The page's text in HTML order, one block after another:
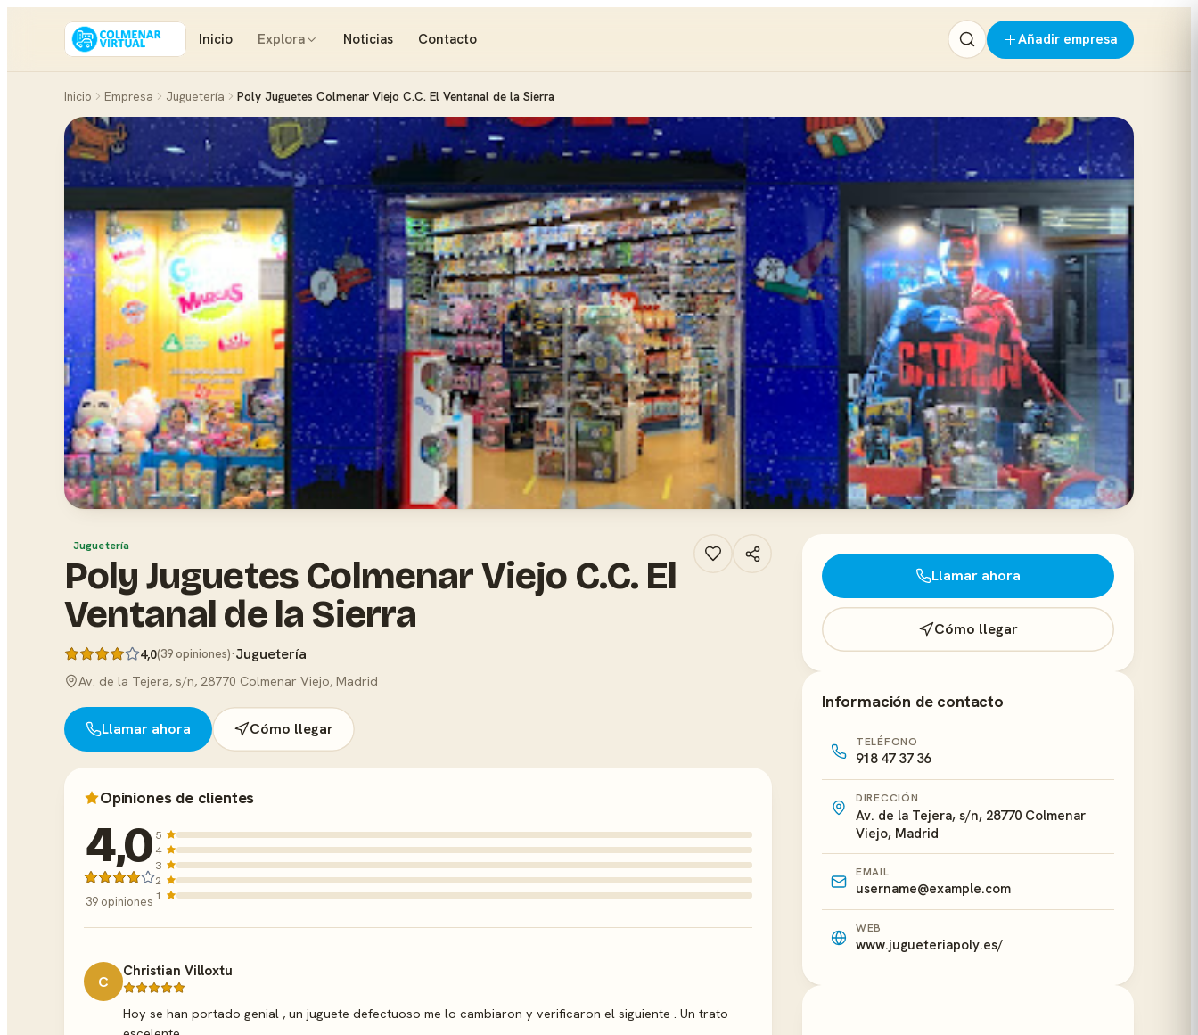
Inicio Explora Noticias Contacto Añadir empresa
Inicio Empresa Juguetería Poly Juguetes Colmenar Viejo C.C. El Ventanal de la Sierra
Juguetería
Poly Juguetes Colmenar Viejo C.C. El
Ventanal de la Sierra
4,0(39 opiniones)·Juguetería
Av. de la Tejera, s/n, 28770 Colmenar Viejo, Madrid
Llamar ahora Cómo llegar
Opiniones de clientes
4,0
39 opiniones
5
4
3
2
1
C
Christian Villoxtu
Hoy se han portado genial , un juguete defectuoso me lo cambiaron y verificaron el siguiente . Un trato
Llamar ahora
Cómo llegar
Información de contacto
TELÉFONO
918 47 37 36
DIRECCIÓN
Av. de la Tejera, s/n, 28770 Colmenar
Viejo, Madrid
EMAIL
username@example.com
WEB
www.jugueteriapoly.es/